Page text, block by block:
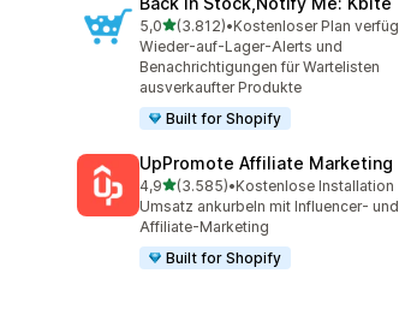
5,0von 5 Sternen
(3.812)
3812 Rezensionen insgesamt
•
Wieder-auf-Lager-Alerts und
Benachrichtigungen für Wartelisten
ausverkaufter Produkte
Built for Shopify
UpPromote Affiliate Marketing
4,9von 5 Sternen
(3.585)
3585 Rezensionen insgesamt
•Kostenlose Installation
Umsatz ankurbeln mit Influencer- und
Affiliate-Marketing
Built for Shopify